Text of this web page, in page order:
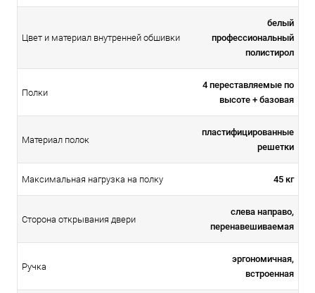
Цвет и материал внутренней обшивки
белый
профессиональный
полистирол
Полки
4 переставляемые по
высоте + базовая
Материал полок
пластифицированные
решетки
Максимальная нагрузка на полку 45 кг
Сторона открывания двери
слева направо,
перенавешиваемая
Ручка
эргономичная,
встроенная